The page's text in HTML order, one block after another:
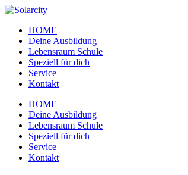
Zum
wechselnHOME
Deine Ausbildung
Lebensraum Schule
Speziell für dich
Service
Kontakt
Menü
HOME
Deine Ausbildung
Lebensraum Schule
Speziell für dich
Service
Kontakt